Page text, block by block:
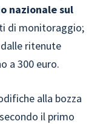
nazionale sul
di monitoraggio;
dalle ritenute
a 300 euro.
alla bozza
il primo